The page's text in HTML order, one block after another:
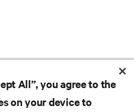
All”, you agree to the
on your device to